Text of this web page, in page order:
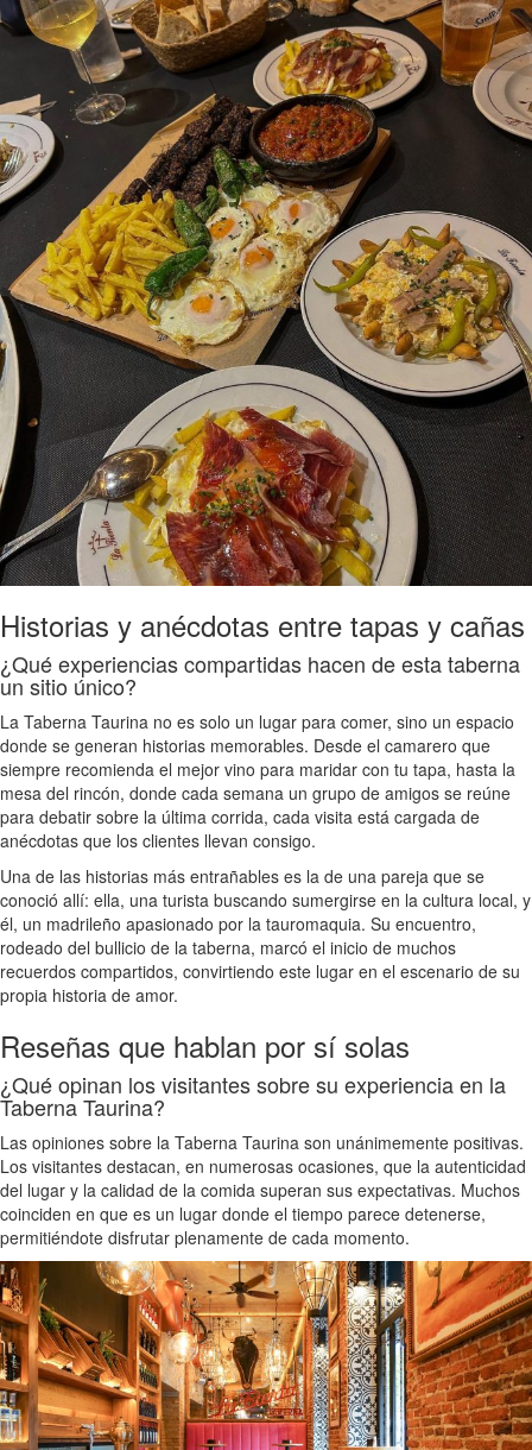
Historias y anécdotas entre tapas y cañas
¿Qué experiencias compartidas hacen de esta taberna
un sitio único?
La Taberna Taurina no es solo un lugar para comer, sino un espacio
donde se generan historias memorables. Desde el camarero que
siempre recomienda el mejor vino para maridar con tu tapa, hasta la
mesa del rincón, donde cada semana un grupo de amigos se reúne
para debatir sobre la última corrida, cada visita está cargada de
anécdotas que los clientes llevan consigo.
Una de las historias más entrañables es la de una pareja que se
conoció allí: ella, una turista buscando sumergirse en la cultura local, y
él, un madrileño apasionado por la tauromaquia. Su encuentro,
rodeado del bullicio de la taberna, marcó el inicio de muchos
recuerdos compartidos, convirtiendo este lugar en el escenario de su
propia historia de amor.
Reseñas que hablan por sí solas
¿Qué opinan los visitantes sobre su experiencia en la
Taberna Taurina?
Las opiniones sobre la Taberna Taurina son unánimemente positivas.
Los visitantes destacan, en numerosas ocasiones, que la autenticidad
del lugar y la calidad de la comida superan sus expectativas. Muchos
coinciden en que es un lugar donde el tiempo parece detenerse,
permitiéndote disfrutar plenamente de cada momento.